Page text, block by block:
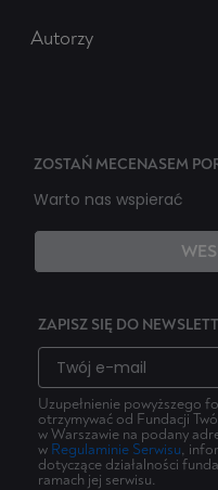
Autorzy
ZOSTAŃ MECENASEM
Warto nas wspierać
ZAPISZ SIĘ DO
Uzupełnienie powyższego
otrzymywać od Fundacji
w Warszawie na podany
w Regulaminie Serwisu,
dotyczące działalności
ramach jej serwisu.